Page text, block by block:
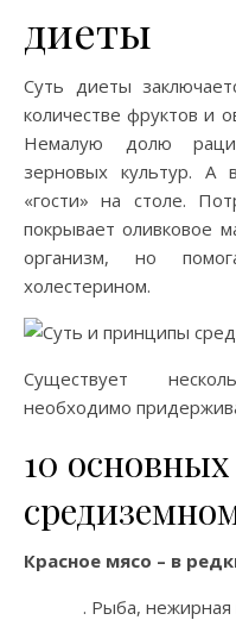
диеты
Суть диеты
количестве фруктов и
Немалую долю
зерновых культур. А
«гости» на столе.
покрывает оливковое
организм, но
холестерином.
Существует
необходимо
10
Красное мясо – в
. Рыба, нежирная